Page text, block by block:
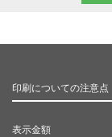
印刷についての注意点
表示金額